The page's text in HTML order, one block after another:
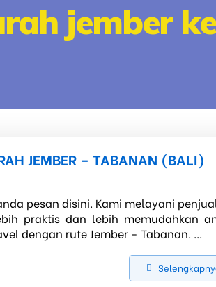
jember
JEMBER – TABANAN (BALI)
pesan disini. Kami melayani
praktis dan lebih memudahkan
dengan rute Jember - Tabanan. ...